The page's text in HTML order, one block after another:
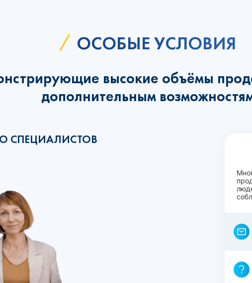
ОСОБЫЕ УСЛОВИЯ
высокие объёмы
дополнительным
СПЕЦИАЛИСТОВ